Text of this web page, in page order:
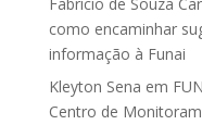
como encaminhar
informação à Funai
Kleyton Sena em
Centro de